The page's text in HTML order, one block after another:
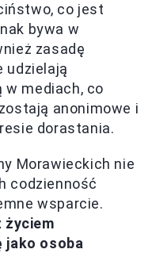
co jest
bywa w
zasadę
udzielają
w mediach, co
anonimowe i
dorastania.
Morawieckich nie
codzienność
wsparcie.
życiem
jako osoba